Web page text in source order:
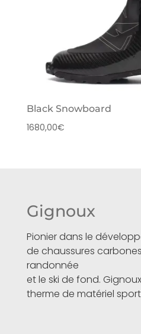
Black Snowboard
1680,00€
Gignoux
Pionier dans le
de chaussures
randonnée
et le ski de fond.
therme de matériel